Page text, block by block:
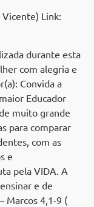
Vicente) Link:
durante esta
com alegria e
Convida a
Educador
muito grande
para comparar
com as
e
pela VIDA. A
e de
Marcos 4,1-9 (